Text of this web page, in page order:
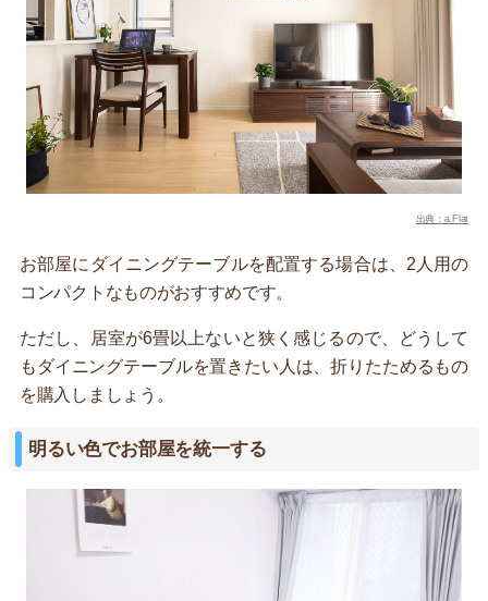
出典：a.Flat
お部屋にダイニングテーブルを配置する場合は、2人用の
コンパクトなものがおすすめです。
ただし、居室が6畳以上ないと狭く感じるので、どうして
もダイニングテーブルを置きたい人は、折りたためるもの
を購入しましょう。
明るい色でお部屋を統一する